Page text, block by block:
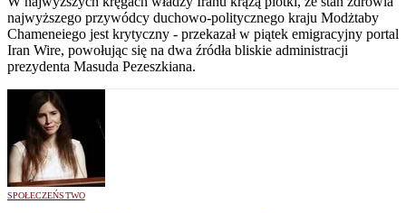
najwyższego przywódcy duchowo-politycznego kraju Modżtaby
Chameneiego jest krytyczny - przekazał w piątek emigracyjny portal
Iran Wire, powołując się na dwa źródła bliskie administracji
prezydenta Masuda Pezeszkiana.
SPOŁECZEŃSTWO